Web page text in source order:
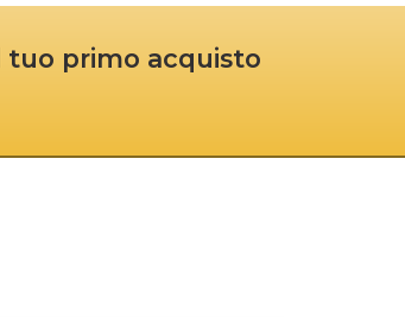
tuo primo acquisto